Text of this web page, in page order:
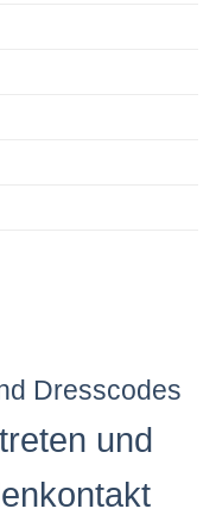
Dresscodes
und